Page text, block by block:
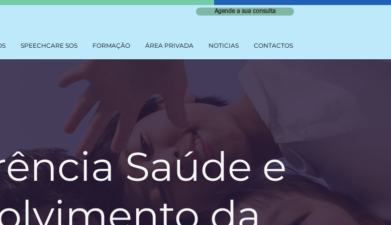
Agende a sua consulta
SPEECHCARE SOS FORMAÇÃO ÁREA PRIVADA NOTICIAS CONTACTOS
Saúde e
da